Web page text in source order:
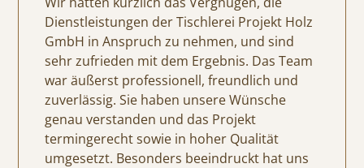
Dienstleistungen der Tischlerei Projekt Holz
GmbH in Anspruch zu nehmen, und sind
sehr zufrieden mit dem Ergebnis. Das Team
war äußerst professionell, freundlich und
zuverlässig. Sie haben unsere Wünsche
genau verstanden und das Projekt
termingerecht sowie in hoher Qualität
umgesetzt. Besonders beeindruckt hat uns